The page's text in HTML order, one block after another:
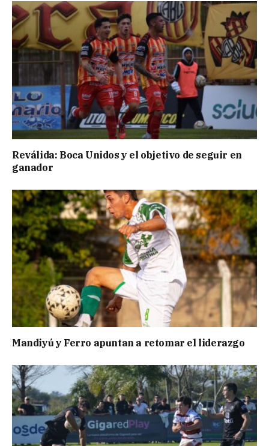
Reválida: Boca Unidos y el objetivo de seguir en
ganador
Mandiyú y Ferro apuntan a retomar el liderazgo